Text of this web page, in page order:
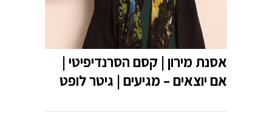
אסנת מירון | קסם הסרנדיפיטי |
אם יוצאים – מגיעים | גיטר לופט